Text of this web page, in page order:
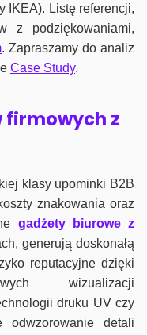
IKEA). Listę referencji,
z podziękowaniami,
. Zapraszamy do analiz
Case Study.
firmowych z
klasy upominki B2B
znakowania oraz
gadżety biurowe z
generują doskonałą
reputacyjne dzięki
wizualizacji
druku UV czy
odwzorowanie detali